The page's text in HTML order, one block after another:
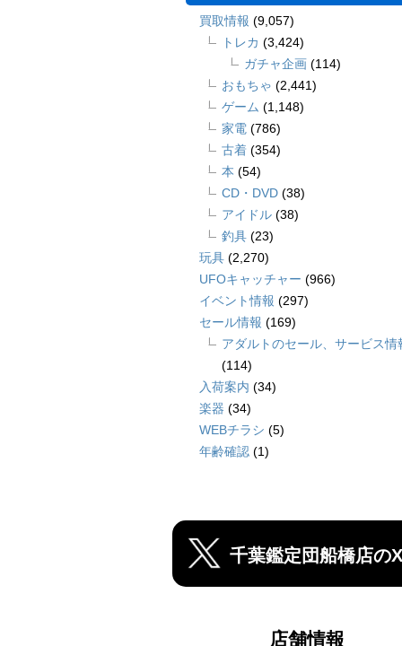
買取情報 (9,057)
トレカ (3,424)
ガチャ企画 (114)
おもちゃ (2,441)
ゲーム (1,148)
家電 (786)
古着 (354)
本 (54)
CD・DVD (38)
アイドル (38)
釣具 (23)
玩具 (2,270)
UFOキャッチャー (966)
イベント情報 (297)
セール情報 (169)
アダルトのセール、サービス情
(114)
入荷案内 (34)
楽器 (34)
WEBチラシ (5)
年齢確認 (1)
千葉鑑定団船橋店のX
店舗情報